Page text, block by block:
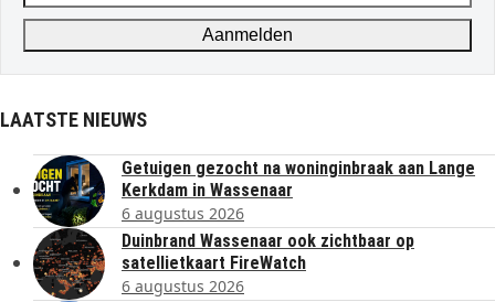
address
Aanmelden
LAATSTE NIEUWS
Getuigen gezocht na woninginbraak aan Lange
Kerkdam in Wassenaar
6 augustus 2026
Duinbrand Wassenaar ook zichtbaar op
satellietkaart FireWatch
6 augustus 2026